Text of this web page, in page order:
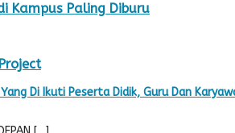
Kampus Paling Diburu
Di Ikuti Peserta Didik, Guru Dan